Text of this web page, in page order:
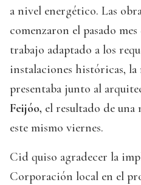
a nivel energético. Las
comenzaron el pasado
trabajo adaptado a los
instalaciones históricas, la
presentaba junto al
Feijóo, el resultado de
este mismo viernes.
Cid quiso agradecer la
Corporación local en el